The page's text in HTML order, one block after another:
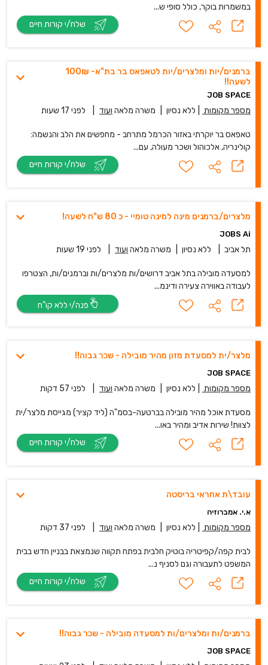
במשמרות בוקר, כולל סופי ש...
ברמנים/יות ומלצרים/יות לטאפאס בר בת"א- 100₪
לשעה!!
JOB SPACE
מספר מקומות ללא נסיון משרה מלאה ועוד לפני 17 שעות
טאפאס בר יוקרתי באזור הכרמל מתרחב - מחפשים את הלב והנשמה:
קולינריה, אלכוהול ושכר מעולה, עם...
מלצרים/ברמנים מינה למינה טומיי - כ 80 ש"ח לשעה!
JOBS Ai
תל אביב ללא נסיון משרה מלאה ועוד לפני 19 שעות
למסעדה מובילה בתל אביב דרושים/ות מלצרים/ות וברמנים/ות, הצטרפו
לעבודה באווירה צעירה ודינמ...
מלצר/ית למסעדת מזון מהיר מובילה - שכר גבוה!!
JOB SPACE
מספר מקומות ללא נסיון משרה מלאה ועוד לפני 57 דקות
מסעדת אוכל מהיר מובילה בברטעה-בסמ"ה (ליד קציר) מגייסת מלצר/ית
לצוות! שירות אדיב ומהיר באו...
עובד\ת אחראי בריסטה
א.י. אמברוזיה
מספר מקומות ללא נסיון משרה מלאה ועוד לפני 37 דקות
לבית קפה/קפיטריה בוטיק חלבית בפתח תקווה שנמצאת בבניין חדש בבית
המשפט לתעבורה וגם לסניף נ...
ברמנים/ות ומלצרים/ות למסעדה מובילה - שכר גבוה!!
JOB SPACE